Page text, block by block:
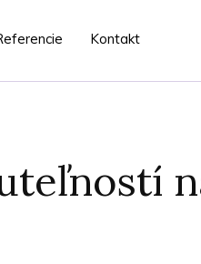
Kontakt